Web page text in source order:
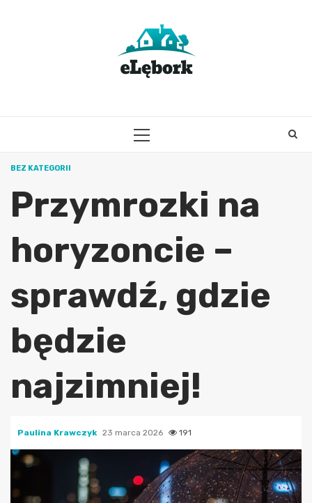
PRIMARY
BEZ KATEGORII
Przymrozki na
horyzoncie –
sprawdź, gdzie
będzie
najzimniej!
Paulina Krawczyk 23 marca 2026 191